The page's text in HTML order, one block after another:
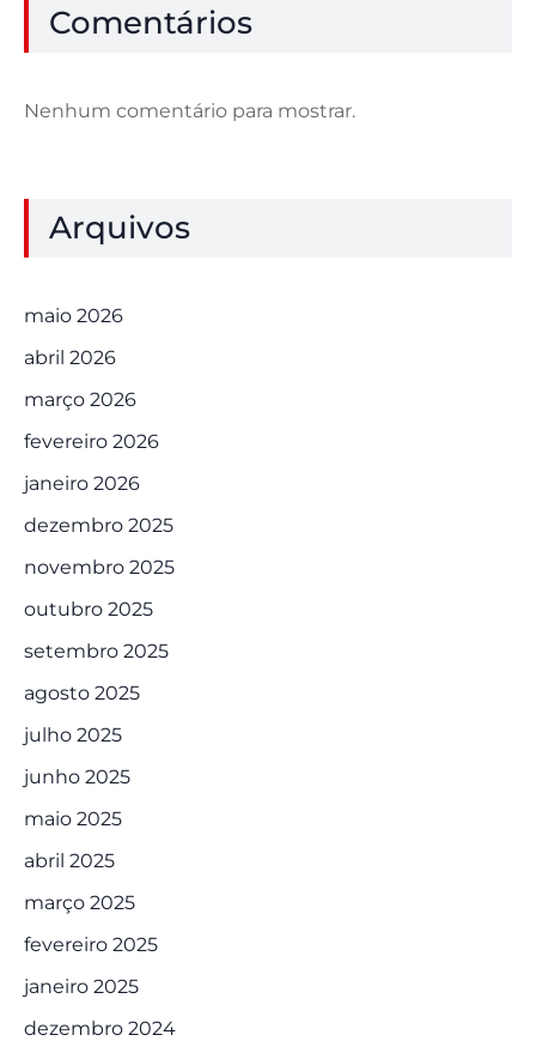
Comentários
Nenhum comentário para mostrar.
Arquivos
maio 2026
abril 2026
março 2026
fevereiro 2026
janeiro 2026
dezembro 2025
novembro 2025
outubro 2025
setembro 2025
agosto 2025
julho 2025
junho 2025
maio 2025
abril 2025
março 2025
fevereiro 2025
janeiro 2025
dezembro 2024